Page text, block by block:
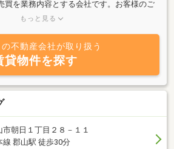
買を業務内容とする会社です。お客様のご
件をお探し致しますので、お気軽にお問い
もっと見る
の不動産会社が取り扱う
貸物件を探す
朝日１丁目２８－１１
線 郡山駅 徒歩30分